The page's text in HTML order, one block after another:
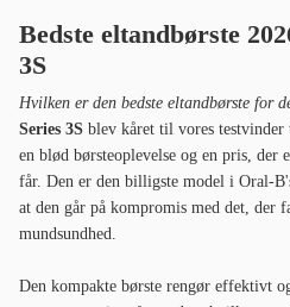
Bedste eltandbørste
3S
Hvilken er den bedste eltandbørste for
Series 3S blev kåret til vores
en blød børsteoplevelse og en pris,
får. Den er den billigste model i Oral-
at den går på kompromis med det, der
mundsundhed.
Den kompakte børste rengør effektivt